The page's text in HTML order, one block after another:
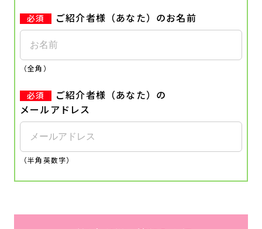
ご紹介者様（あなた）のお名前
（全角）
ご紹介者様（あなた）の
メールアドレス
（半角英数字）